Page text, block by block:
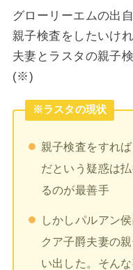
グローリーエムの出
親子検査をしたいけ
夫妻とラスタの親子
(※)
※ラスタの現状
親子検査をすれ
だという疑惑は
るのが最善手
しかしパルアン
クア子爵夫妻の
い出した。そん